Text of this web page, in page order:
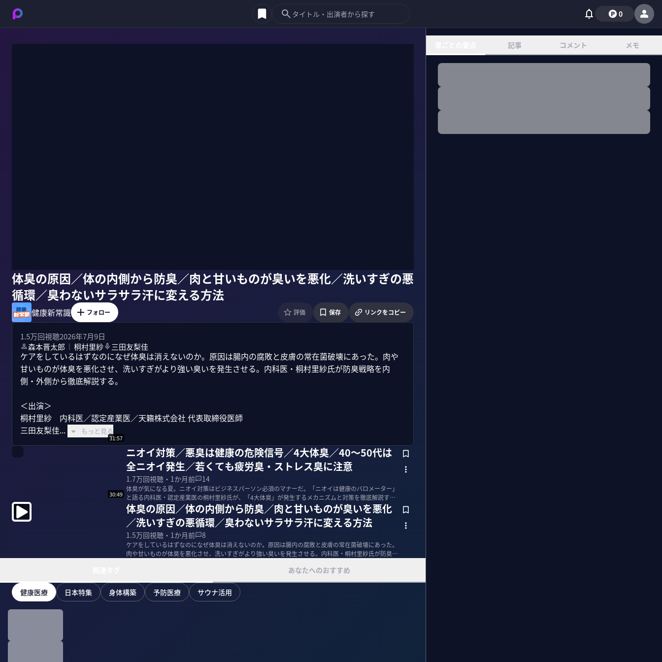
0
体臭の原因／体の内側から防臭／肉と甘いものが臭いを悪化／洗いすぎの悪
循環／臭わないサラサラ汗に変える方法
健康新常識 フォロー 評価 保存 リンクをコピー
1.5万回視聴2026年7月9日
森本晋太郎 ｜ 桐村里紗 三田友梨佳
ケアをしているはずなのになぜ体臭は消えないのか。原因は腸内の腐敗と皮膚の常在菌破壊にあった。肉や
甘いものが体臭を悪化させ、洗いすぎがより強い臭いを発生させる。内科医・桐村里紗氏が防臭戦略を内
側・外側から徹底解説する。
＜出演＞
桐村里紗　内科医／認定産業医／天籟株式会社 代表取締役医師
三田友梨佳...
もっと見る
31:57
ニオイ対策／悪臭は健康の危険信号／4大体臭／40～50代は
全ニオイ発生／若くても疲労臭・ストレス臭に注意
1.7万回視聴・ 1か月前 14
体臭が気になる夏。ニオイ対策はビジネスパーソン必須のマナーだ。「ニオイは健康のバロメーター」
と語る内科医・認定産業医の桐村里紗氏が、「4大体臭」が発生するメカニズムと対策を徹底解説す
る。 ＜出演＞ ...
30:49
体臭の原因／体の内側から防臭／肉と甘いものが臭いを悪化
／洗いすぎの悪循環／臭わないサラサラ汗に変える方法
1.5万回視聴・ 1か月前 8
ケアをしているはずなのになぜ体臭は消えないのか。原因は腸内の腐敗と皮膚の常在菌破壊にあった。
肉や甘いものが体臭を悪化させ、洗いすぎがより強い臭いを発生させる。内科医・桐村里紗氏が防臭戦
あなたへのおすすめ
健康医療 日本特集 身体構築 予防医療 サウナ活用
記事 コメント メモ